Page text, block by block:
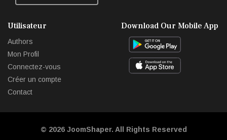
Utilisateur
Authors
Mon Profil
Connectez-vous
Créer un compte
Contact
Download Our Mobile App
© 2026 JoomShaper. All Rights Reserved